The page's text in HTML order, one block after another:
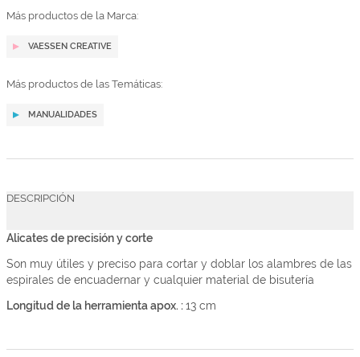
Más productos de la Marca:
VAESSEN CREATIVE
Más productos de las Temáticas:
MANUALIDADES
DESCRIPCIÓN
Alicates de precisión y corte
Son muy útiles y preciso para cortar y doblar los alambres de las
espirales de encuadernar y cualquier material de bisutería
Longitud de la herramienta apox. :13 cm